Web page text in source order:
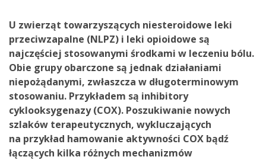
U zwierząt towarzyszących niesteroidowe leki
przeciwzapalne (NLPZ) i leki opioidowe są
najczęściej stosowanymi środkami w leczeniu bólu.
Obie grupy obarczone są jednak działaniami
niepożądanymi, zwłaszcza w długoterminowym
stosowaniu. Przykładem są inhibitory
cyklooksygenazy (COX). Poszukiwanie nowych
szlaków terapeutycznych, wykluczających
na przykład hamowanie aktywności COX bądź
łączących kilka różnych mechanizmów